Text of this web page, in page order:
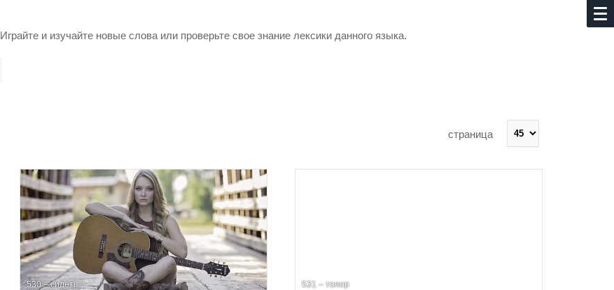
Играйте и изучайте новые слова или про­верьте свое знание лексики данного языка.
страница
530 – сидеть 531 – топор